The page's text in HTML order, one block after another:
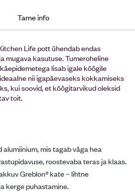
Tarne info
Life pott ühendab endas
mugava kasutuse. Tumeroheline
lisab igale köögile
nii igapäevaseks kokkamiseks
kui soovid, et köögitarvikud oleksid
toit.
mis tagab väga hea
roostevaba teras ja klaas.
Greblon® kate – lihtne
kerge puhastamine.